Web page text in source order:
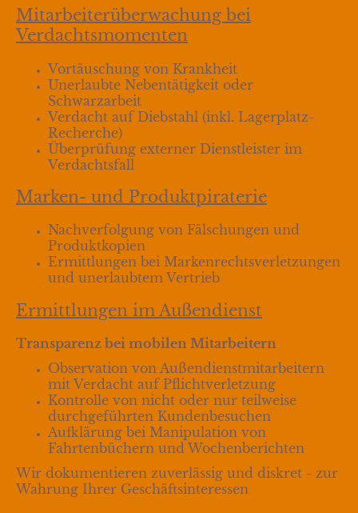
Mitarbeiterüberwachung bei
Verdachtsmomenten
Vortäuschung von Krankheit
Unerlaubte Nebentätigkeit oder
Schwarzarbeit
Verdacht auf Diebstahl (inkl. Lagerplatz-
Recherche)
Überprüfung externer Dienstleister im
Verdachtsfall
Marken- und Produktpiraterie
Nachverfolgung von Fälschungen und
Produktkopien
Ermittlungen bei Markenrechtsverletzungen
und unerlaubtem Vertrieb
Ermittlungen im Außendienst
Transparenz bei mobilen Mitarbeitern
Observation von Außendienstmitarbeitern
mit Verdacht auf Pflichtverletzung
Kontrolle von nicht oder nur teilweise
durchgeführten Kundenbesuchen
Aufklärung bei Manipulation von
Fahrtenbüchern und Wochenberichten
Wir dokumentieren zuverlässig und diskret - zur
Wahrung Ihrer Geschäftsinteressen